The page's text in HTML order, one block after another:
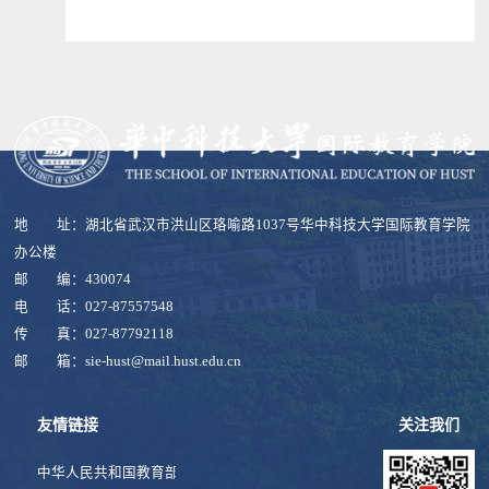
地 址：湖北省武汉市洪山区珞喻路1037号华中科技大学国际教育学院
办公楼
邮 编：430074
电 话：027-87557548
传 真：027-87792118
邮 箱：sie-hust@mail.hust.edu.cn
友情链接
中华人民共和国教育部
关注我们